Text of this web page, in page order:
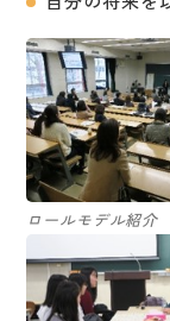
ロールモデル紹介